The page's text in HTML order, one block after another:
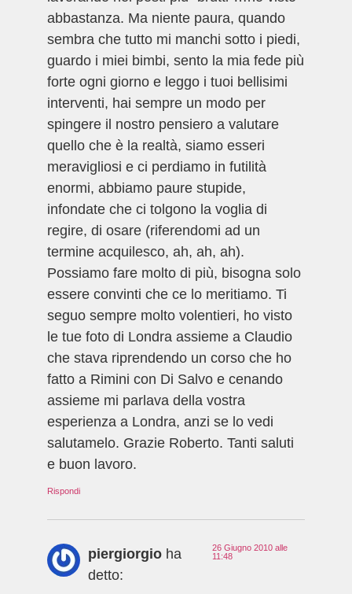
abbastanza. Ma niente paura, quando
sembra che tutto mi manchi sotto i piedi,
guardo i miei bimbi, sento la mia fede più
forte ogni giorno e leggo i tuoi bellisimi
interventi, hai sempre un modo per
spingere il nostro pensiero a valutare
quello che è la realtà, siamo esseri
meravigliosi e ci perdiamo in futilità
enormi, abbiamo paure stupide,
infondate che ci tolgono la voglia di
regire, di osare (riferendomi ad un
termine acquilesco, ah, ah, ah).
Possiamo fare molto di più, bisogna solo
essere convinti che ce lo meritiamo. Ti
seguo sempre molto volentieri, ho visto
le tue foto di Londra assieme a Claudio
che stava riprendendo un corso che ho
fatto a Rimini con Di Salvo e cenando
assieme mi parlava della vostra
esperienza a Londra, anzi se lo vedi
salutamelo. Grazie Roberto. Tanti saluti
e buon lavoro.
Rispondi
piergiorgio ha
detto:
26 Giugno 2010 alle
11:48